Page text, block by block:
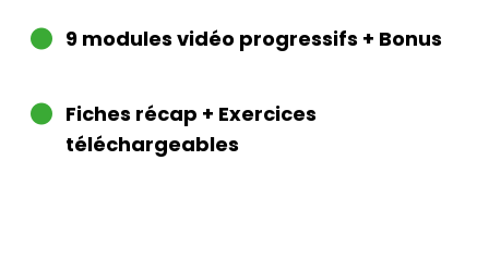
9 modules vidéo progressifs + Bonus
Fiches récap + Exercices
téléchargeables